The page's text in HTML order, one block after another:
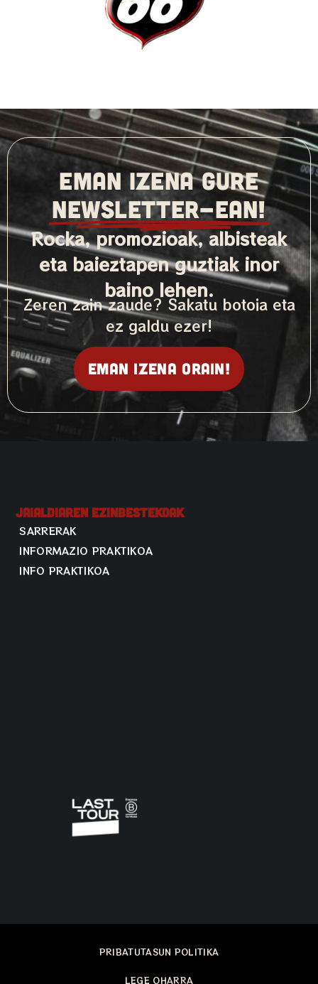
EMAN IZENA GURE
NEWSLETTER-ean!
Rocka, promozioak, albisteak
eta baieztapen guztiak inor
baino lehen.
Zeren zain zaude? Sakatu botoia eta
ez galdu ezer!
Eman izena orain!
Jaialdiaren Ezinbestekoak
SARRERAK
INFORMAZIO PRAKTIKOA
INFO PRAKTIKOA
PRIBATUTASUN POLITIKA
LEGE OHARRA